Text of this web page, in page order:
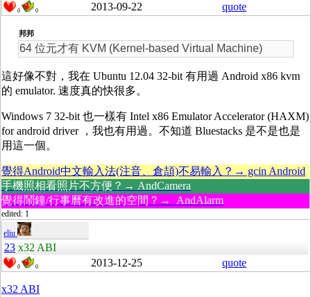
0 0 2013-09-22 quote
邦邦
64 位元才有 KVM (Kernel-based Virtual Machine)
這好像不對，我在 Ubuntu 12.04 32-bit 有用過 Android x86 kvm
的 emulator. 速度真的快很多。
Windows 7 32-bit 也一樣有 Intel x86 Emulator Accelerator (HAXM)
for android driver ，我也有用過。不知道 Bluestacks 是不是也是
用這一個。
覺得Android中文輸入法(注音、倉頡)不易輸入？→ gcin Android
手機照相看照片不方便？→ AndCamera
覺得鬧鐘/行事曆有改進的空間？→ AndAlarm
edited: 1
eliu
23 x32 ABI
0 0 2013-12-25 quote
x32 ABI